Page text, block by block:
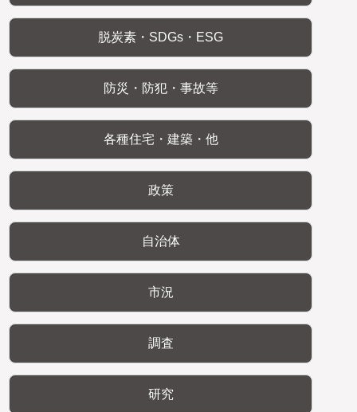
脱炭素・SDGs・ESG
防災・防犯・事故等
各種住宅・建築・他
政策
自治体
市況
調査
研究